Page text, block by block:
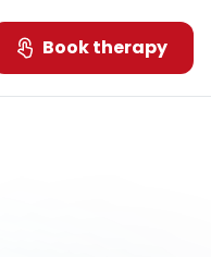
Book therapy